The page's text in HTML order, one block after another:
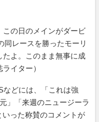
この日のメインがダービ
同レースを勝ったモーリ
たよ。このまま無事に成
イター）
どには、「これは強
」「来週のニュージーラ
った称賛のコメントが